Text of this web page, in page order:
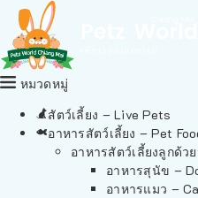
หมวดหมู่
สัตว์เลี้ยง – Live Pets
อาหารสัตว์เลี้ยง – Pet
อาหารสัตว์เลี้ยงลูกด้ว
อาหารสุนัข –
อาหารแมว –